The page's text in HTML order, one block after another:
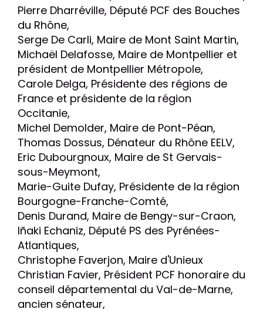
Pierre Dharréville, Député PCF des Bouches
du Rhône,
Serge De Carli, Maire de Mont Saint Martin,
Michaël Delafosse, Maire de Montpellier et
président de Montpellier Métropole,
Carole Delga, Présidente des régions de
France et présidente de la région
Occitanie,
Michel Demolder, Maire de Pont-Péan,
Thomas Dossus, Dénateur du Rhône EELV,
Eric Dubourgnoux, Maire de St Gervais-
sous-Meymont,
Marie-Guite Dufay, Présidente de la région
Bourgogne-Franche-Comté,
Denis Durand, Maire de Bengy-sur-Craon,
Iñaki Echaniz, Député PS des Pyrénées-
Atlantiques,
Christophe Faverjon, Maire d'Unieux
Christian Favier, Président PCF honoraire du
conseil départemental du Val-de-Marne,
ancien sénateur,